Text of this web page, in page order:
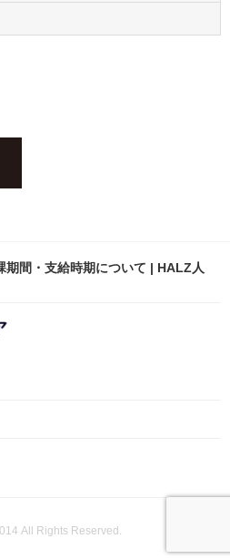
期間・支給時期について | HALZ人
All Rights Reserved.